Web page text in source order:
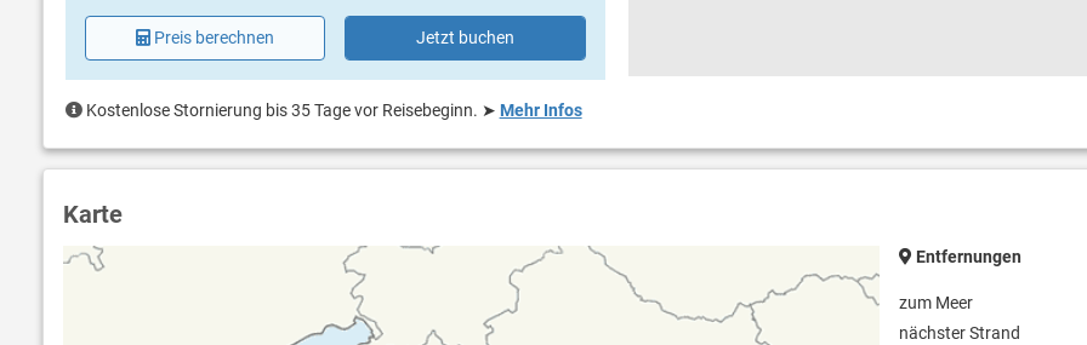
Preis berechnen Jetzt buchen
Kostenlose Stornierung bis 35 Tage vor Reisebeginn. ➤ Mehr Infos
Karte
Entfernungen
zum Meer
nächster Strand